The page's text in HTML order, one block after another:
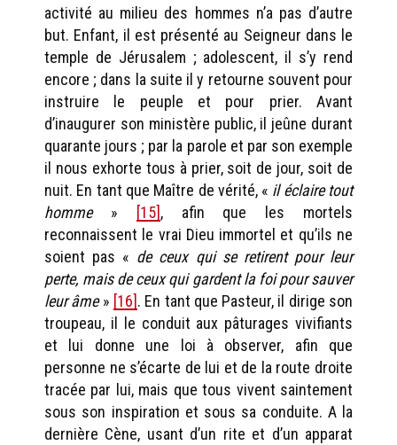
activité au milieu des hommes n’a pas d’autre
but. Enfant, il est présenté au Seigneur dans le
temple de Jérusalem ; adolescent, il s’y rend
encore ; dans la suite il y retourne souvent pour
instruire le peuple et pour prier. Avant
d’inaugurer son ministère public, il jeûne durant
quarante jours ; par la parole et par son exemple
il nous exhorte tous à prier, soit de jour, soit de
nuit. En tant que Maître de vérité, « il éclaire tout
homme » [15], afin que les mortels
reconnaissent le vrai Dieu immortel et qu’ils ne
soient pas « de ceux qui se retirent pour leur
perte, mais de ceux qui gardent la foi pour sauver
leur âme» [16]. En tant que Pasteur, il dirige son
troupeau, il le conduit aux pâturages vivifiants
et lui donne une loi à observer, afin que
personne ne s’écarte de lui et de la route droite
tracée par lui, mais que tous vivent saintement
sous son inspiration et sous sa conduite. A la
dernière Cène, usant d’un rite et d’un apparat